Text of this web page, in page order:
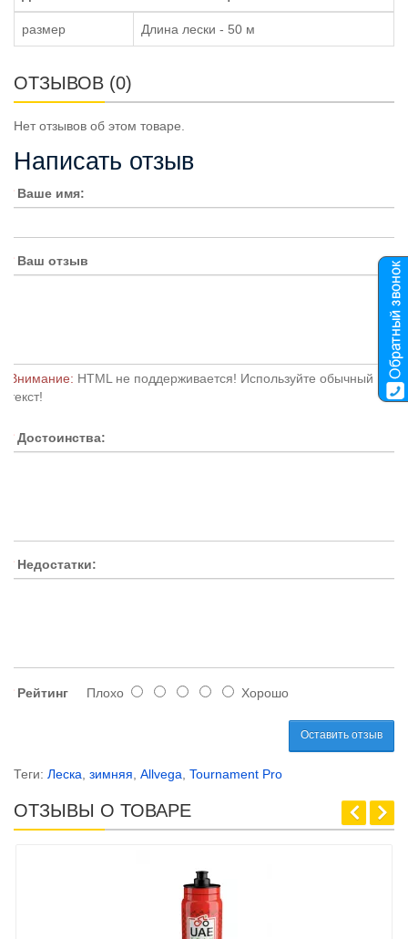
размер Длина лески - 50 м
ОТЗЫВОВ (0)
Нет отзывов об этом товаре.
Написать отзыв
Ваше имя:
Ваш отзыв
Внимание: HTML не поддерживается! Используйте обычный
текст!
Достоинства:
Недостатки:
Рейтинг Плохо Хорошо
Оставить отзыв
Теги: Леска зимняя Allvega Tournament Pro
ОТЗЫВЫ О ТОВАРЕ